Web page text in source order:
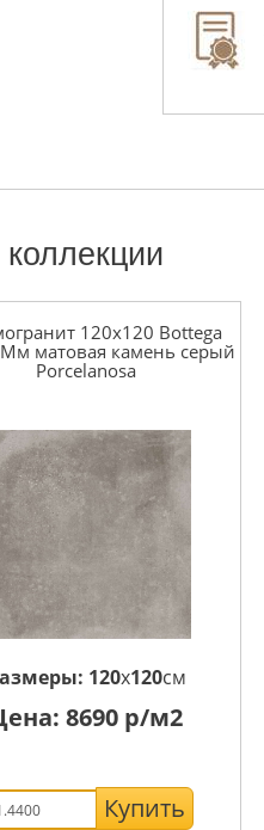
120x120 Bottega
матовая камень серый
Porcelanosa
120x120см
8690 р/м2
Купить